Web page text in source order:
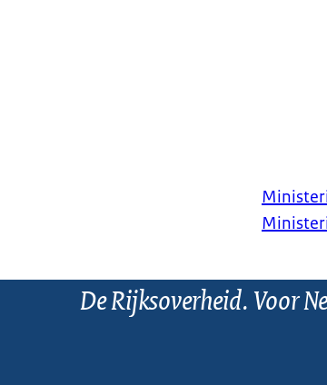
De Rijksoverheid. Voor